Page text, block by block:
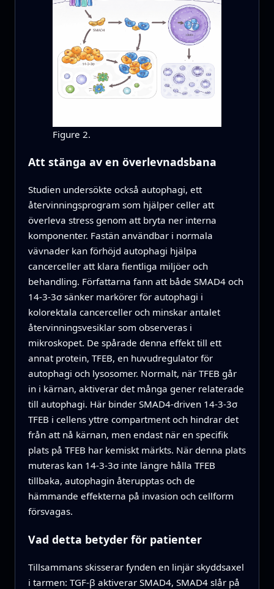
Figure 2.
Att stänga av en överlevnadsbana
Studien undersökte också autophagi, ett
återvinningsprogram som hjälper celler att
överleva stress genom att bryta ner interna
komponenter. Fastän användbar i normala
vävnader kan förhöjd autophagi hjälpa
cancerceller att klara fientliga miljöer och
behandling. Författarna fann att både SMAD4 och
14‑3‑3σ sänker markörer för autophagi i
kolorektala cancerceller och minskar antalet
återvinningsvesiklar som observeras i
mikroskopet. De spårade denna effekt till ett
annat protein, TFEB, en huvudregulator för
autophagi och lysosomer. Normalt, när TFEB går
in i kärnan, aktiverar det många gener relaterade
till autophagi. Här binder SMAD4‑driven 14‑3‑3σ
TFEB i cellens yttre compartment och hindrar det
från att nå kärnan, men endast när en specifik
plats på TFEB har kemiskt märkts. När denna plats
muteras kan 14‑3‑3σ inte längre hålla TFEB
tillbaka, autophagin återupptas och de
hämmande effekterna på invasion och cellform
försvagas.
Vad detta betyder för patienter
Tillsammans skisserar fynden en linjär skyddsaxel
i tarmen: TGF‑β aktiverar SMAD4, SMAD4 slår på